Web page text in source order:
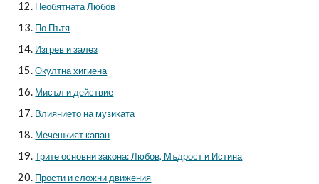
Необятната Любов
По Пътя
Изгрев и залез
Окултна хигиена
Мисъл и действие
Влиянието на музиката
Мечешкият капан
Трите основни закона: Любов, Мъдрост и Истина
Прости и сложни движения